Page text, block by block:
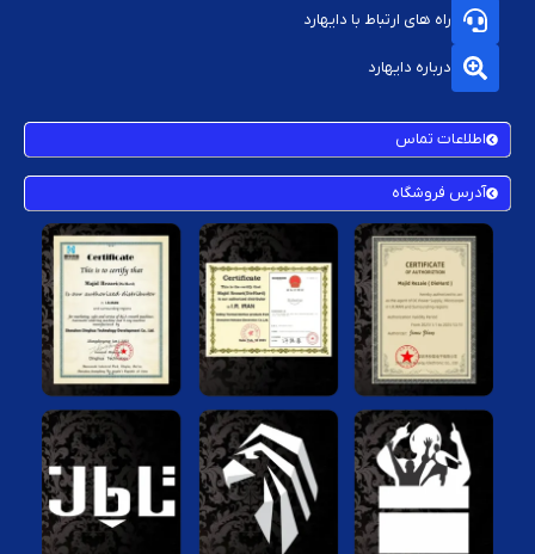
راه های ارتباط با دایهارد
درباره دایهارد
اطلاعات تماس
آدرس فروشگاه